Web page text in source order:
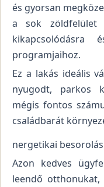
és gyorsan
a sok zöldfelület
kikapcsolódásra
programjaihoz.
Ez a lakás ideális
nyugodt, parkos
mégis fontos
családbarát
nergetikai
Azon kedves
leendő otthonukat,